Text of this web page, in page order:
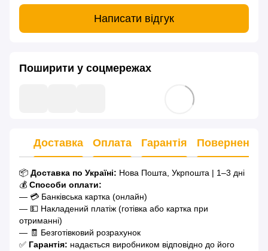
Написати відгук
Поширити у соцмережах
Доставка Оплата Гарантія Повернення
📦 Доставка по Україні: Нова Пошта, Укрпошта | 1–3 дні
💰 Способи оплати:
— 💳 Банківська картка (онлайн)
— 💵 Накладений платіж (готівка або картка при
отриманні)
— 🧾 Безготівковий розрахунок
✅ Гарантія: надається виробником відповідно до його